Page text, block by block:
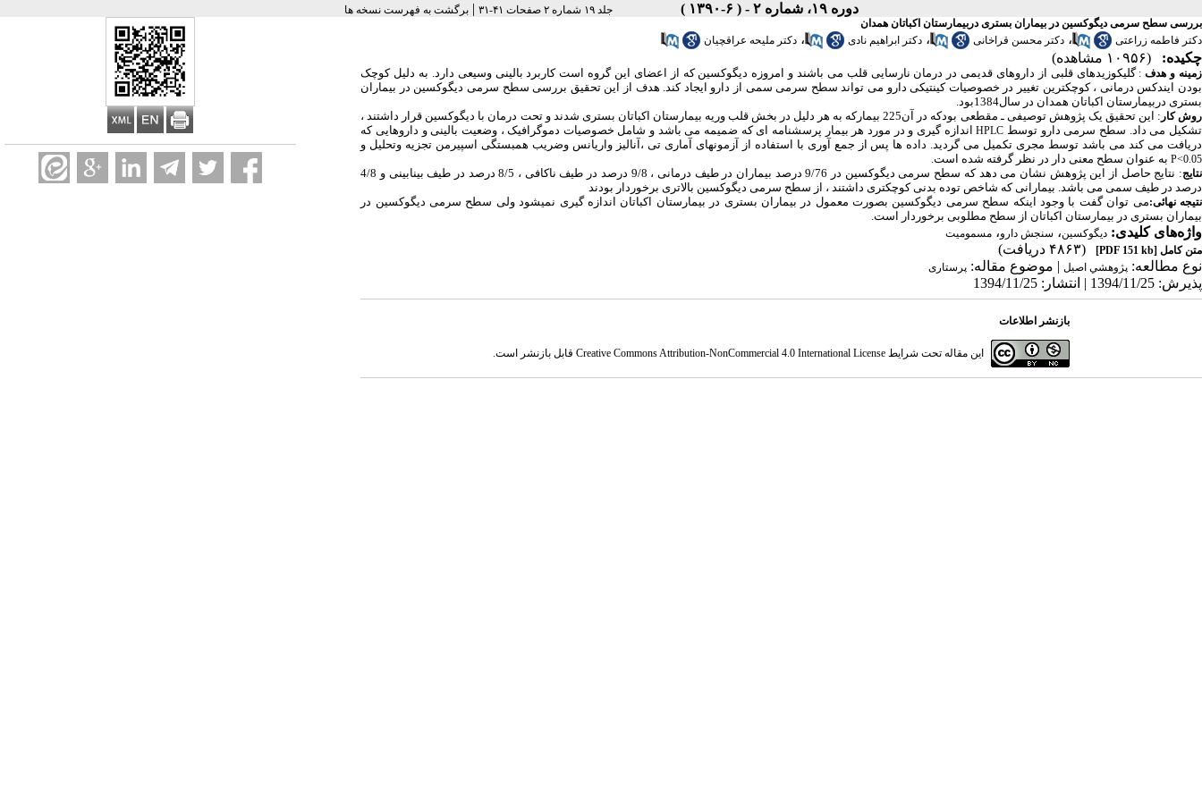
دوره ۱۹، شماره ۲ - ( ۶-۱۳۹۰ ) جلد ۱۹ شماره ۲ صفحات ۴۱-۳۱ |برگشت به فهرست نسخه ها
بررسی سطح سرمی دیگوکسین در بیماران بستری دربیمارستان اکباتان همدان
دکتر فاطمه زراعتی
، دکتر محسن قراخانی ، دکتر ابراهیم نادی ، دکتر ملیحه عراقچیان
چکیده: (۱۰۹۵۶ مشاهده)
زمینه و هدف : گلیکوزیدهای قلبی از داروهای قدیمی در درمان نارسایی قلب می باشند و امروزه دیگوکسین که از اعضای این گروه است کاربرد بالینی وسیعی دارد. به دلیل کوچک
بودن ایندکس درمانی ، کوچکترین تغییر در خصوصیات کینتیکی دارو می تواند سطح سرمی سمی از دارو ایجاد کند. هدف از این تحقیق بررسی سطح سرمی دیگوکسین در بیماران
بستری دربیمارستان اکباتان همدان در سال1384بود.
روش کار
: این تحقیق یک پژوهش توصیفی ـ مقطعی بودکه در آن225 بیمارکه به هر دلیل در بخش قلب وریه بیمارستان اکباتان بستری شدند و تحت درمان با دیگوکسین قرار داشتند ،
تشکیل می داد. سطح سرمی دارو توسط HPLCاندازه گیری و در مورد هر بیمار پرسشنامه ای که ضمیمه می باشد و شامل خصوصیات دموگرافیک ، وضعیت بالینی و داروهایی که
دریافت می کند می باشد توسط مجری تکمیل می گردید. داده ها پس از جمع آوری با استفاده از آزمونهای آماری تی ،آنالیز واریانس وضریب همبستگی اسپیرمن تجزیه وتحلیل و
P<0.05 به عنوان سطح معنی دار در نظر گرفته شده است.
نتایج
: نتایج حاصل از این پژوهش نشان می دهد که سطح سرمی دیگوکسین در 9/76 درصد بیماران در طیف درمانی ، 9/8 درصد در طیف ناکافی ، 8/5 درصد در طیف بینابینی و 4/8
درصد در طیف سمی می باشد. بیمارانی که شاخص توده بدنی کوچکتری داشتند ، از سطح سرمی دیگوکسین بالاتری برخوردار بودند
نتیجه نهائی:می توان گفت با وجود اینکه سطح سرمی دیگوکسین بصورت معمول در بیماران بستری در بیمارستان اکباتان اندازه گیری نمیشود ولی سطح سرمی دیگوکسین در
بیماران بستری در بیمارستان اکباتان از سطح مطلوبی برخوردار است.
واژه‌های کلیدی: دیگوکسین، سنجش دارو، مسمومیت
متن کامل [PDF 151 kb]
(۴۸۶۳ دریافت)
نوع مطالعه: پژوهشي اصیل | موضوع مقاله: پرستاری
پذیرش: 1394/11/25 | انتشار: 1394/11/25
بازنشر اطلاعات
این مقاله تحت شرایط Creative Commons Attribution-NonCommercial 4.0 International Licenseقابل بازنشر است.